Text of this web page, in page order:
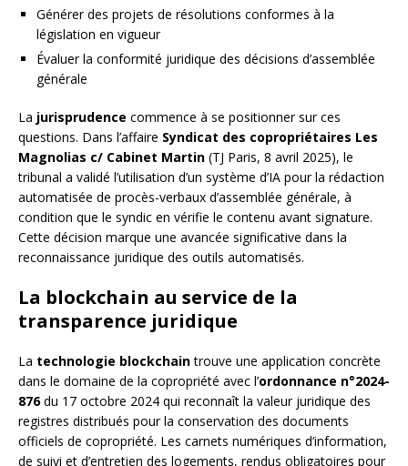
Générer des projets de résolutions conformes à la
législation en vigueur
Évaluer la conformité juridique des décisions d’assemblée
générale
La jurisprudence commence à se positionner sur ces
questions. Dans l’affaire Syndicat des copropriétaires Les
Magnolias c/ Cabinet Martin (TJ Paris, 8 avril 2025), le
tribunal a validé l’utilisation d’un système d’IA pour la rédaction
automatisée de procès-verbaux d’assemblée générale, à
condition que le syndic en vérifie le contenu avant signature.
Cette décision marque une avancée significative dans la
reconnaissance juridique des outils automatisés.
La blockchain au service de la
transparence juridique
La technologie blockchaintrouve une application concrète
dans le domaine de la copropriété avec l’ordonnance n°2024-
876du 17 octobre 2024 qui reconnaît la valeur juridique des
registres distribués pour la conservation des documents
officiels de copropriété. Les carnets numériques d’information,
de suivi et d’entretien des logements, rendus obligatoires pour